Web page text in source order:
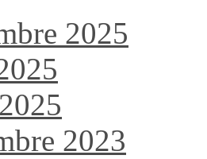
2025
2023